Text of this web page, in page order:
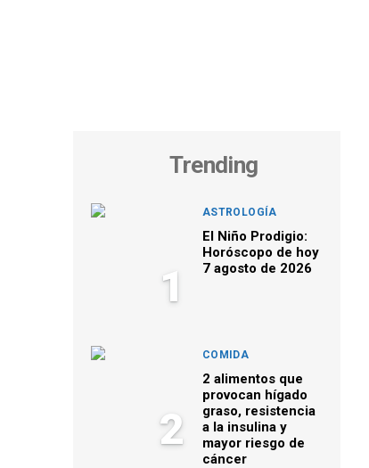
Trending
1
ASTROLOGÍA
El Niño Prodigio:
Horóscopo de hoy
7 agosto de 2026
2
COMIDA
2 alimentos que
provocan hígado
graso, resistencia
a la insulina y
mayor riesgo de
cáncer